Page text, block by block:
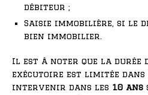
débiteur ;
Saisie immobilière, si le
bien immobilier.
Il est à noter que la durée
exécutoire est limitée
intervenir dans les 10 ans